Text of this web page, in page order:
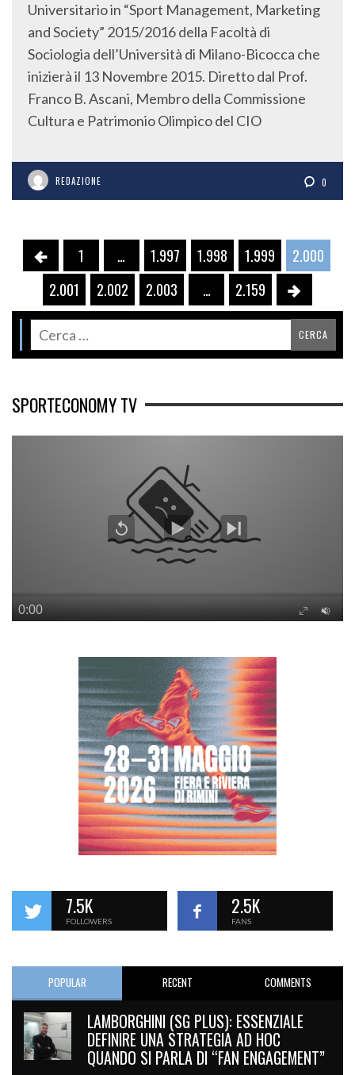
Universitario in “Sport Management, Marketing
and Society” 2015/2016 della Facoltà di
Sociologia dell’Università di Milano-Bicocca che
inizierà il 13 Novembre 2015. Diretto dal Prof.
Franco B. Ascani, Membro della Commissione
Cultura e Patrimonio Olimpico del CIO
REDAZIONE 0
1 … 1.997 1.998 1.999
2.000
2.001
2.002 2.003 … 2.159
SPORTECONOMY TV
7.5K
FOLLOWERS
2.5K
FANS
POPULAR RECENT COMMENTS
LAMBORGHINI (SG PLUS): ESSENZIALE
DEFINIRE UNA STRATEGIA AD HOC
QUANDO SI PARLA DI “FAN ENGAGEMENT”